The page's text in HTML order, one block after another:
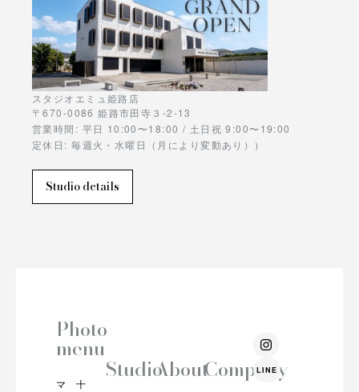
スタジオエミュ姫路店
〒670-0086 姫路市田寺３-2-13
営業時間: 平日 10:00〜18:00 / 土日祝 9:00〜19:00
定休日: 毎週火・水曜日（月により変動あり））
Studio details
Photo
menu
マ
十
StudioAboutCompany
I
n
s
t
LINE